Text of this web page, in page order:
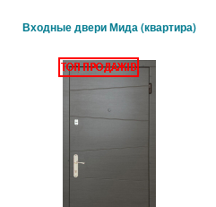
Входные двери Мида (квартира)